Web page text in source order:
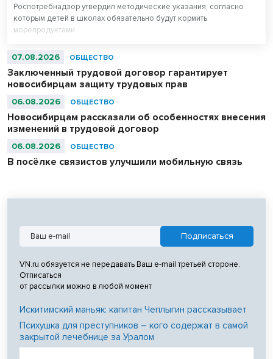
Роспотребнадзор утвердил методические указания, согласно
которым детей в школах обязательно будут кормить
морепродуктами.
07.08.2026 ОБЩЕСТВО
Заключенный трудовой договор гарантирует
новосибирцам защиту трудовых прав
06.08.2026 ОБЩЕСТВО
Новосибирцам рассказали об особенностях внесения
изменений в трудовой договор
06.08.2026 ОБЩЕСТВО
В посёлке связистов улучшили мобильную связь
VN.ru обязуется не передавать Ваш e-mail третьей стороне.
Отписаться
от рассылки можно в любой момент
Искитимский маньяк: капитан Чеплыгин рассказывает
Психушка для преступников – кого содержат в самой
закрытой лечебнице за Уралом